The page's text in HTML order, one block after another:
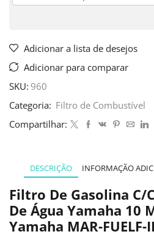
Adicionar a lista de desejos
Adicionar para comparar
SKU: 960
Categoria: Filtro de Combustível
Compartilhar:
DESCRIÇÃO INFORMAÇÃO
Filtro De Gasolina C/
De Água Yamaha 10
Yamaha MAR-FUELF-